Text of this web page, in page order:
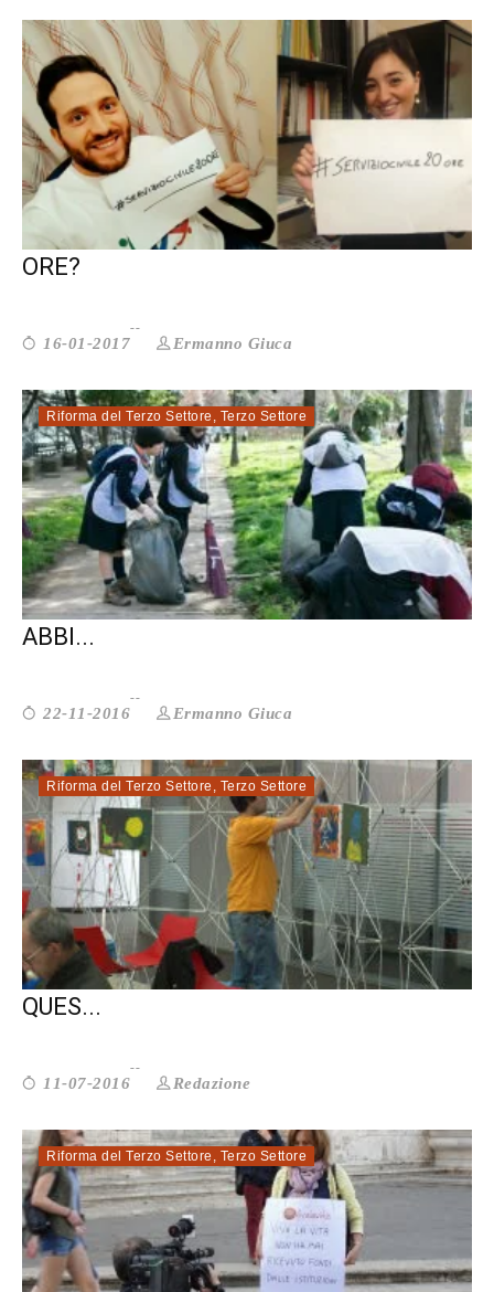
SERVIZIO CIVILE: RIDURRE IL MONTE
ORE?
16-01-2017 Ermanno Giuca
Riforma del Terzo Settore , Terzo Settore
LUIGI BOBBA: IL VOLONTARIATO NON
ABBI...
22-11-2016 Ermanno Giuca
Riforma del Terzo Settore , Terzo Settore
AUTORIFORMA DEL TERZO SETTORE: È
QUES...
11-07-2016 Redazione
Riforma del Terzo Settore , Terzo Settore